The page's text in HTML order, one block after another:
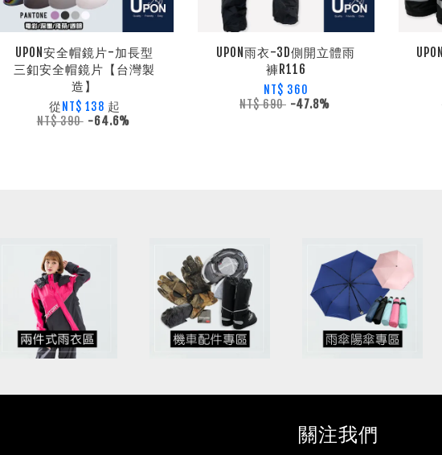
UPON安全帽鏡片-加長型
三釦安全帽鏡片【台灣製
造】
從 NT$ 138 起
NT$ 390 -64.6%
UPON雨衣-3D側開立體雨
褲R116
NT$ 360
NT$ 690 -47.8%
關注我們